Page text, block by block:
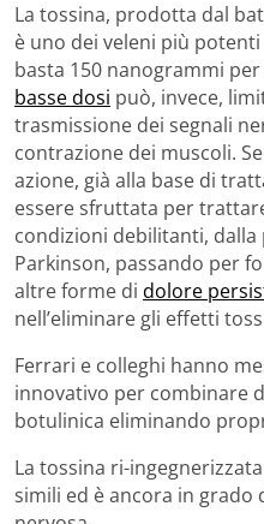
La tossina, prodotta dal
è uno dei veleni più
basta 150 nanogrammi
basse dosi può, invece,
trasmissione dei segnali
contrazione dei muscoli.
azione, già alla base di
essere sfruttata per
condizioni debilitanti, dalla
Parkinson, passando per
altre forme di dolore
nell’eliminare gli effetti
Ferrari e colleghi hanno
innovativo per combinare
botulinica eliminando
La tossina ri-
simili ed è ancora in grado